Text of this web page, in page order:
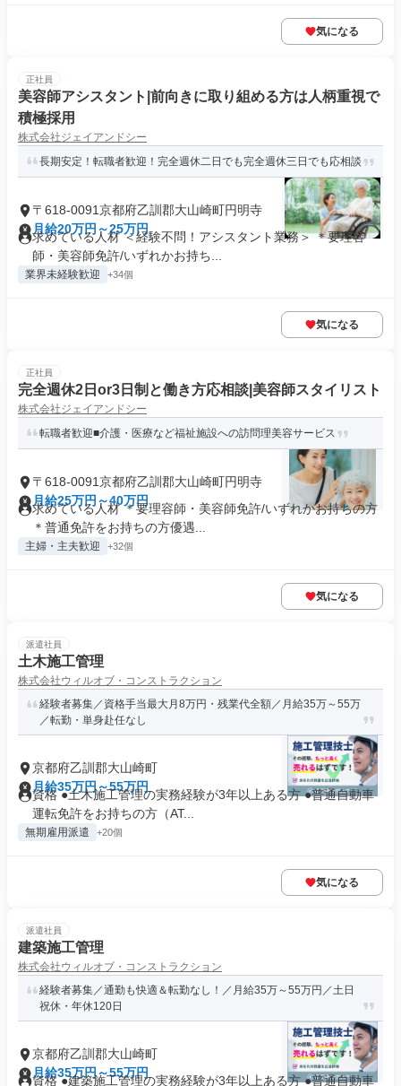
気になる
正社員
美容師アシスタント|前向きに取り組める方は人柄重視で
積極採用
株式会社ジェイアンドシー
長期安定！転職者歓迎！完全週休二日でも完全週休三日でも応相談
〒618-0091京都府乙訓郡大山崎町円明寺
月給20万円～25万円
求めている人材 ＜経験不問！アシスタント業務＞ ＊要理容
師・美容師免許/いずれかお持ち...
業界未経験歓迎 +34個
気になる
正社員
完全週休2日or3日制と働き方応相談|美容師スタイリスト
株式会社ジェイアンドシー
転職者歓迎■介護・医療など福祉施設への訪問理美容サービス
〒618-0091京都府乙訓郡大山崎町円明寺
月給25万円～40万円
求めている人材 ＊要理容師・美容師免許/いずれかお持ちの方
＊普通免許をお持ちの方優遇...
主婦・主夫歓迎 +32個
気になる
派遣社員
土木施工管理
株式会社ウィルオブ・コンストラクション
経験者募集／資格手当最大月8万円・残業代全額／月給35万～55万
／転勤・単身赴任なし
京都府乙訓郡大山崎町
月給35万円～55万円
資格 ●土木施工管理の実務経験が3年以上ある方 ●普通自動車
運転免許をお持ちの方（AT...
無期雇用派遣 +20個
気になる
派遣社員
建築施工管理
株式会社ウィルオブ・コンストラクション
経験者募集／通勤も快適＆転勤なし！／月給35万～55万円／土日
祝休・年休120日
京都府乙訓郡大山崎町
月給35万円～55万円
資格 ●建築施工管理の実務経験が3年以上ある方 ●普通自動車